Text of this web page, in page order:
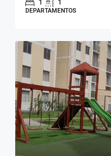
1 1
DEPARTAMENTOS